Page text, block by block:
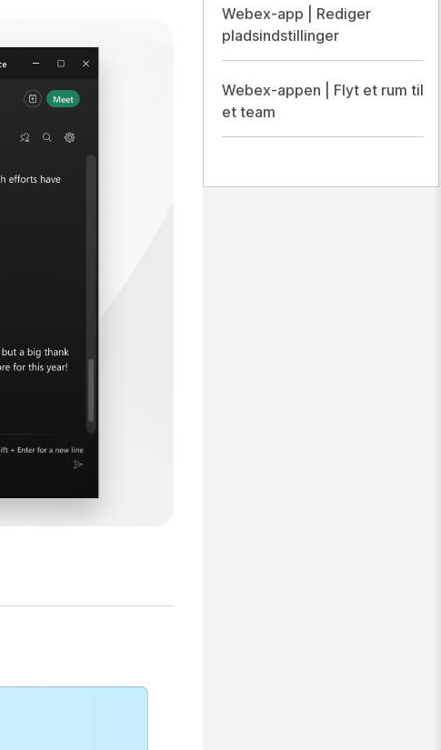
Webex-app | Rediger
pladsindstillinger
Webex-appen | Flyt et rum til
et team